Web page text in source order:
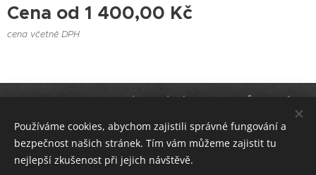
Cena od 1 400,00 Kč
cena včetně DPH
KAVÁRNA KACHNA CAFÉ
Cookies
Používáme cookies, abychom zajistili správné fungování a
bezpečnost našich stránek. Tím vám můžeme zajistit tu
nejlepší zkušenost při jejich návštěvě.